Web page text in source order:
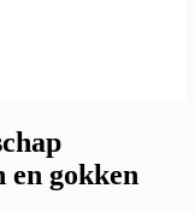
en gokken